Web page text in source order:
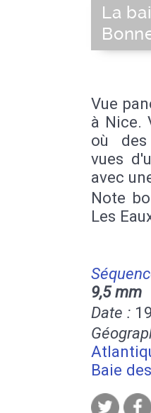
La
Vue
à Nice.
où
vues
avec
Note
Les
9,5 mm
Date :
Baie